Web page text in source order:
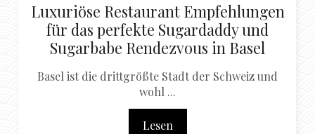
Luxuriöse Restaurant Empfehlungen
für das perfekte Sugardaddy und
Sugarbabe Rendezvous in Basel
Basel ist die drittgrößte Stadt der Schweiz und
wohl ...
Lesen